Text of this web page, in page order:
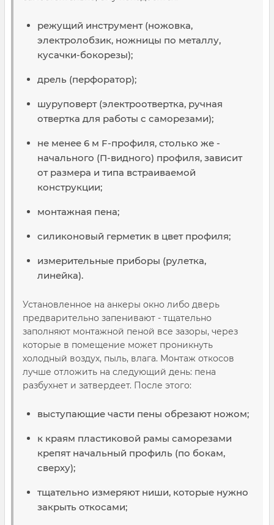
режущий инструмент (ножовка,
электролобзик, ножницы по металлу,
кусачки-бокорезы);
дрель (перфоратор);
шуруповерт (электроотвертка, ручная
отвертка для работы с саморезами);
не менее 6 м F-профиля, столько же -
начального (П-видного) профиля, зависит
от размера и типа встраиваемой
конструкции;
монтажная пена;
силиконовый герметик в цвет профиля;
измерительные приборы (рулетка,
линейка).
Установленное на анкеры окно либо дверь
предварительно запенивают - тщательно
заполняют монтажной пеной все зазоры, через
которые в помещение может проникнуть
холодный воздух, пыль, влага. Монтаж откосов
лучше отложить на следующий день: пена
разбухнет и затвердеет. После этого:
выступающие части пены обрезают ножом;
к краям пластиковой рамы саморезами
крепят начальный профиль (по бокам,
сверху);
тщательно измеряют ниши, которые нужно
закрыть откосами;